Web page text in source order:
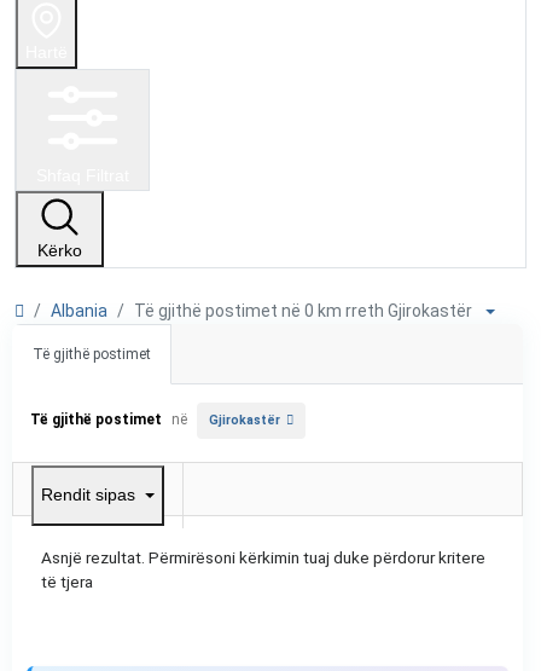
Kërko
Albania Të gjithë postimet në 0 km rreth Gjirokastër
Të gjithë postimet
Të gjithë postimet në Gjirokastër
Rendit sipas
Asnjë rezultat. Përmirësoni kërkimin tuaj duke përdorur kritere
të tjera